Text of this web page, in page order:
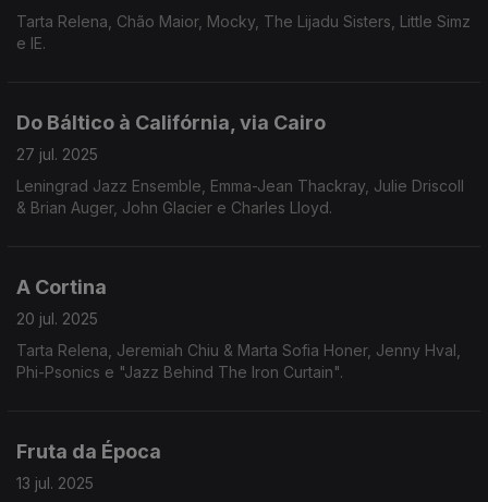
Tarta Relena, Chão Maior, Mocky, The Lijadu Sisters, Little Simz
e IE.
Do Báltico à Califórnia, via Cairo
27 jul. 2025
Leningrad Jazz Ensemble, Emma-Jean Thackray, Julie Driscoll
& Brian Auger, John Glacier e Charles Lloyd.
A Cortina
20 jul. 2025
Tarta Relena, Jeremiah Chiu & Marta Sofia Honer, Jenny Hval,
Phi-Psonics e "Jazz Behind The Iron Curtain".
Fruta da Época
13 jul. 2025